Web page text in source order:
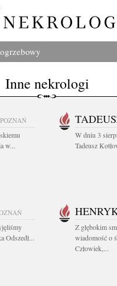
Inne nekrologi
POZNAŃ
w...
W dniu 3
Tadeusz
Odszedł...
Z głębokim
wiadomość o
Człowiek,...